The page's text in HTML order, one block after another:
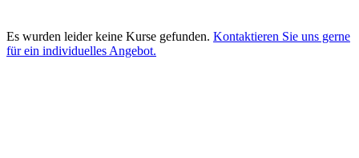
Es wurden leider keine Kurse gefunden. Kontaktieren Sie uns gerne
für ein individuelles Angebot.